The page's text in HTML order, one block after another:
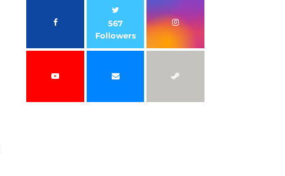
567
Followers